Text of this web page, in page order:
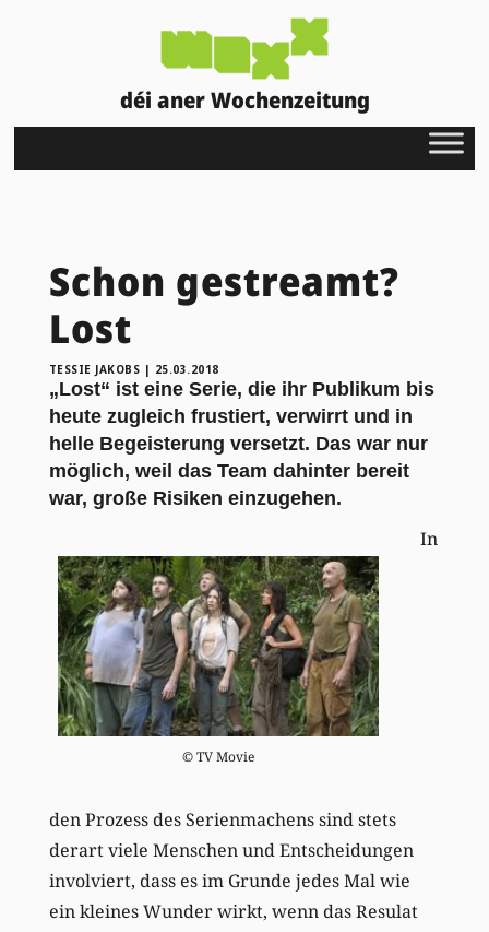
déi aner Wochenzeitung
Schon gestreamt?
Lost
TESSIE JAKOBS | 25.03.2018
„Lost“ ist eine Serie, die ihr Publikum bis
heute zugleich frustiert, verwirrt und in
helle Begeisterung versetzt. Das war nur
möglich, weil das Team dahinter bereit
war, große Risiken einzugehen.
© TV Movie
In
den Prozess des Serienmachens sind stets
derart viele Menschen und Entscheidungen
involviert, dass es im Grunde jedes Mal wie
ein kleines Wunder wirkt, wenn das Resulat